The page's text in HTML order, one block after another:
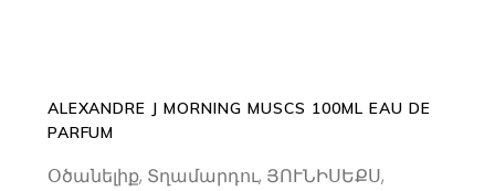
ALEXANDRE J MORNING MUSCS 100ML EAU DE
PARFUM
Օծանելիք, Տղամարդու, ՅՈՒՆԻՍԵՔՍ,